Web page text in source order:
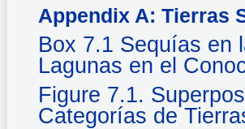
Appendix A: Tierras
Box 7.1 Sequías en
Lagunas en el
Figure 7.1.
Categorías de